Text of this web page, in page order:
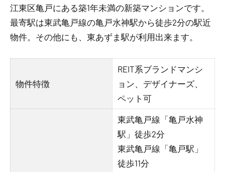
江東区亀戸にある築1年未満の新築マンションです。
最寄駅は東武亀戸線の亀戸水神駅から徒歩2分の駅近
物件。その他にも、東あずま駅が利用出来ます。
物件特徴
REIT系ブランドマンシ
ョン、デザイナーズ、
ペット可
東武亀戸線「亀戸水神
駅」徒歩2分
東武亀戸線「亀戸駅」
徒歩11分